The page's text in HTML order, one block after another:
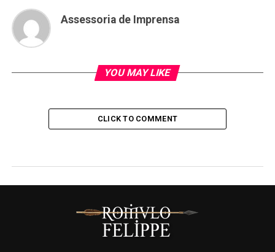
Assessoria de Imprensa
YOU MAY LIKE
CLICK TO COMMENT